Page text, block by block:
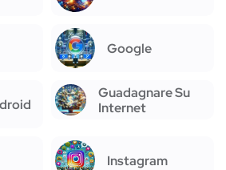
Google
Guadagnare Su
Internet
Instagram